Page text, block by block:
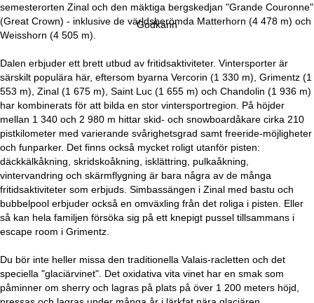
Godkänn
i
d
semesterorten Zinal och den mäktiga bergskedjan "Grande Couronne"
(Great Crown) - inklusive de världsberömda Matterhorn (4 478 m) och
Weisshorn (4 505 m).
Dalen erbjuder ett brett utbud av fritidsaktiviteter. Vintersporter är
särskilt populära här, eftersom byarna Vercorin (1 330 m), Grimentz (1
553 m), Zinal (1 675 m), Saint Luc (1 655 m) och Chandolin (1 936 m)
har kombinerats för att bilda en stor vintersportregion. På höjder
mellan 1 340 och 2 980 m hittar skid- och snowboardåkare cirka 210
pistkilometer med varierande svårighetsgrad samt freeride-möjligheter
och funparker. Det finns också mycket roligt utanför pisten:
däckkälkåkning, skridskoåkning, isklättring, pulkaåkning,
vintervandring och skärmflygning är bara några av de många
fritidsaktiviteter som erbjuds. Simbassängen i Zinal med bastu och
bubbelpool erbjuder också en omväxling från det roliga i pisten. Eller
så kan hela familjen försöka sig på ett knepigt pussel tillsammans i
escape room i Grimentz.
Du bör inte heller missa den traditionella Valais-racletten och det
speciella "glaciärvinet". Det oxidativa vita vinet har en smak som
påminner om sherry och lagras på plats på över 1 200 meters höjd,